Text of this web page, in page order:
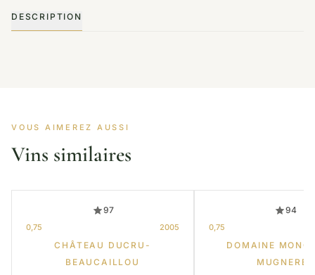
DESCRIPTION
VOUS AIMEREZ AUSSI
Vins similaires
97
0,75 2005
CHÂTEAU DUCRU-
BEAUCAILLOU
94
0,75
DOMAINE
MUGNERET